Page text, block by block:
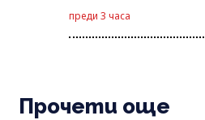
преди 3 часа
Прочети още